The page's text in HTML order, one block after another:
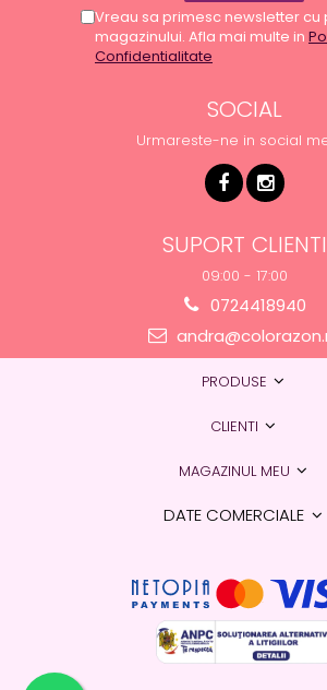
Vreau sa primesc newsletter cu
magazinului. Afla mai multe in
Confidentialitate
SOCIAL
Urmareste-ne in social
SUPORT CLIENTI
09:00 - 17:00
0724418940
PRODUSE
CLIENTI
MAGAZINUL MEU
DATE COMERCIALE